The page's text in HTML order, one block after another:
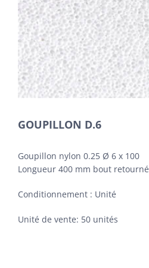
GOUPILLON D.6
Goupillon nylon 0.25 Ø 6 x 100
Longueur 400 mm bout retourné
Conditionnement : Unité
Unité de vente: 50 unités